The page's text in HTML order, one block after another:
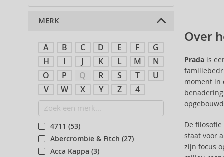
Over
Pradais
moment in
De filosofie
staat voor
zijn focus
MERK
A B C D E F
G
H
I J K L M
N
O
P Q R S T
U
V
W X Y Z 4
4711 (53)
Abercrombie & Fitch (27)
Acca Kappa (3)